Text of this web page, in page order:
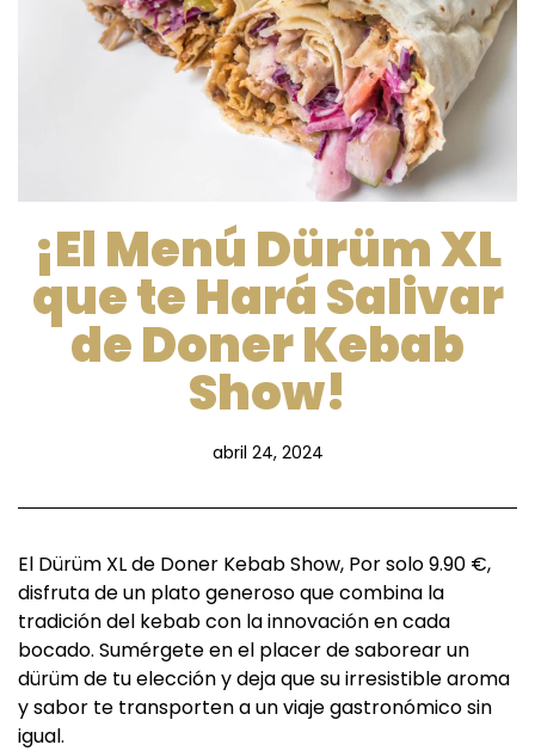
¡El Menú Dürüm XL
que te Hará Salivar
de Doner Kebab
Show!
abril 24, 2024
El Dürüm XL de Doner Kebab Show, Por solo 9.90 €,
disfruta de un plato generoso que combina la
tradición del kebab con la innovación en cada
bocado. Sumérgete en el placer de saborear un
dürüm de tu elección y deja que su irresistible aroma
y sabor te transporten a un viaje gastronómico sin
igual.